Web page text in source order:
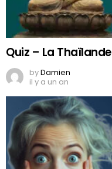
Quiz – La Thaïlande
byDamien
il y a un an